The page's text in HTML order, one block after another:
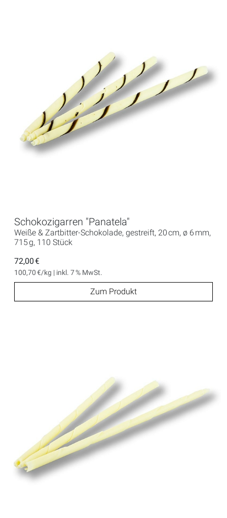
Schokozigarren "Panatela"
Weiße & Zartbitter-Schokolade, gestreift, 20 cm, ø 6 mm,
715 g, 110 Stück
72,00 €
100,70 €/kg | inkl. 7 % MwSt.
Zum Produkt